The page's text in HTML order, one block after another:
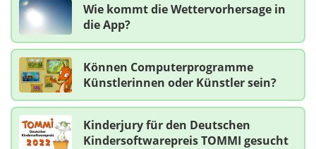
Wie kommt die Wettervorhersage in
die App?
Können Computerprogramme
Künstlerinnen oder Künstler sein?
Kinderjury für den Deutschen
Kindersoftwarepreis TOMMI gesucht